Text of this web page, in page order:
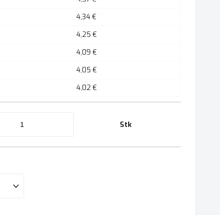
4,34 €
4,25 €
4,09 €
4,05 €
4,02 €
Stk